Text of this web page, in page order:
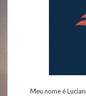
Meu nome é